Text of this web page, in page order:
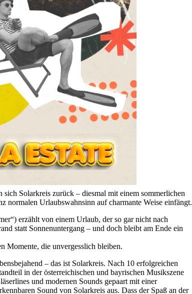
Solarkreis zurück – diesmal mit einem sommerlichen
normalen Urlaubswahnsinn auf charmante Weise einfängt.
erzählt von einem Urlaub, der so gar nicht nach
statt Sonnenuntergang – und doch bleibt am Ende ein
Momente, die unvergesslich bleiben.
– das ist Solarkreis. Nach 10 erfolgreichen
in der österreichischen und bayrischen Musikszene
und modernen Sounds gepaart mit einer
Sound von Solarkreis aus. Dass der Spaß an der